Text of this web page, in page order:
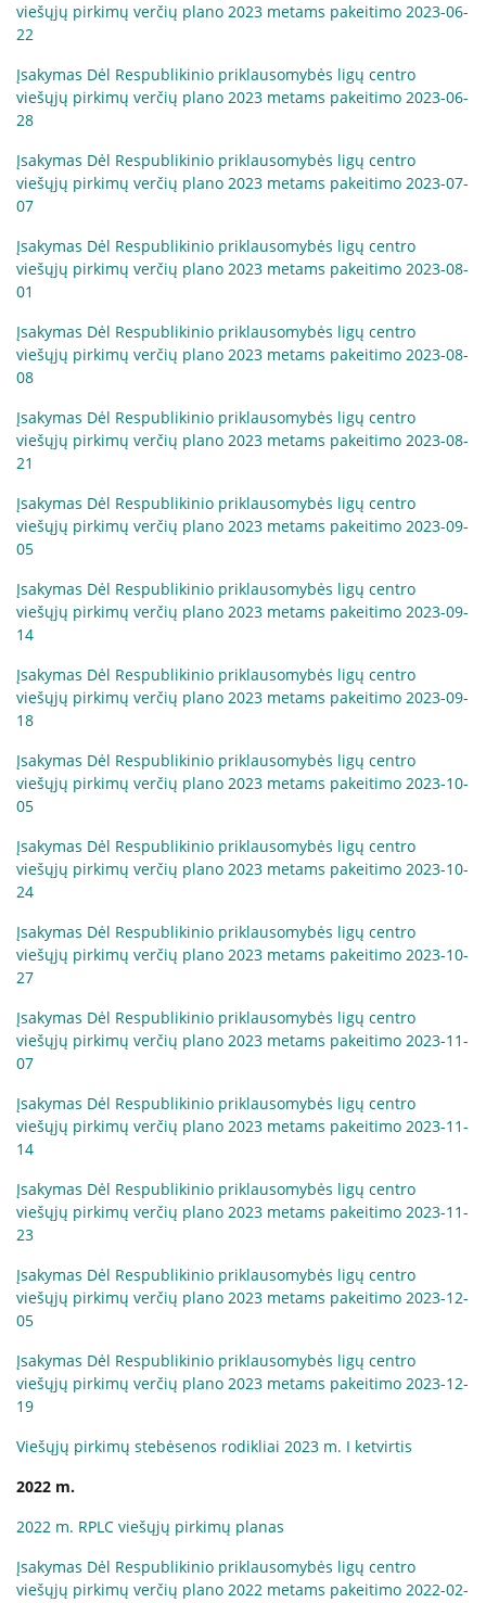
viešųjų pirkimų verčių plano 2023 metams pakeitimo 2023-06-
22
Įsakymas Dėl Respublikinio priklausomybės ligų centro
viešųjų pirkimų verčių plano 2023 metams pakeitimo 2023-06-
28
Įsakymas Dėl Respublikinio priklausomybės ligų centro
viešųjų pirkimų verčių plano 2023 metams pakeitimo 2023-07-
07
Įsakymas Dėl Respublikinio priklausomybės ligų centro
viešųjų pirkimų verčių plano 2023 metams pakeitimo 2023-08-
01
Įsakymas Dėl Respublikinio priklausomybės ligų centro
viešųjų pirkimų verčių plano 2023 metams pakeitimo 2023-08-
08
Įsakymas Dėl Respublikinio priklausomybės ligų centro
viešųjų pirkimų verčių plano 2023 metams pakeitimo 2023-08-
21
Įsakymas Dėl Respublikinio priklausomybės ligų centro
viešųjų pirkimų verčių plano 2023 metams pakeitimo 2023-09-
05
Įsakymas Dėl Respublikinio priklausomybės ligų centro
viešųjų pirkimų verčių plano 2023 metams pakeitimo 2023-09-
14
Įsakymas Dėl Respublikinio priklausomybės ligų centro
viešųjų pirkimų verčių plano 2023 metams pakeitimo 2023-09-
18
Įsakymas Dėl Respublikinio priklausomybės ligų centro
viešųjų pirkimų verčių plano 2023 metams pakeitimo 2023-10-
05
Įsakymas Dėl Respublikinio priklausomybės ligų centro
viešųjų pirkimų verčių plano 2023 metams pakeitimo 2023-10-
24
Įsakymas Dėl Respublikinio priklausomybės ligų centro
viešųjų pirkimų verčių plano 2023 metams pakeitimo 2023-10-
27
Įsakymas Dėl Respublikinio priklausomybės ligų centro
viešųjų pirkimų verčių plano 2023 metams pakeitimo 2023-11-
07
Įsakymas Dėl Respublikinio priklausomybės ligų centro
viešųjų pirkimų verčių plano 2023 metams pakeitimo 2023-11-
14
Įsakymas Dėl Respublikinio priklausomybės ligų centro
viešųjų pirkimų verčių plano 2023 metams pakeitimo 2023-11-
23
Įsakymas Dėl Respublikinio priklausomybės ligų centro
viešųjų pirkimų verčių plano 2023 metams pakeitimo 2023-12-
05
Įsakymas Dėl Respublikinio priklausomybės ligų centro
viešųjų pirkimų verčių plano 2023 metams pakeitimo 2023-12-
19
Viešųjų pirkimų stebėsenos rodikliai 2023 m. I ketvirtis
2022 m.
2022 m. RPLC viešųjų pirkimų planas
Įsakymas Dėl Respublikinio priklausomybės ligų centro
viešųjų pirkimų verčių plano 2022 metams pakeitimo 2022-02-